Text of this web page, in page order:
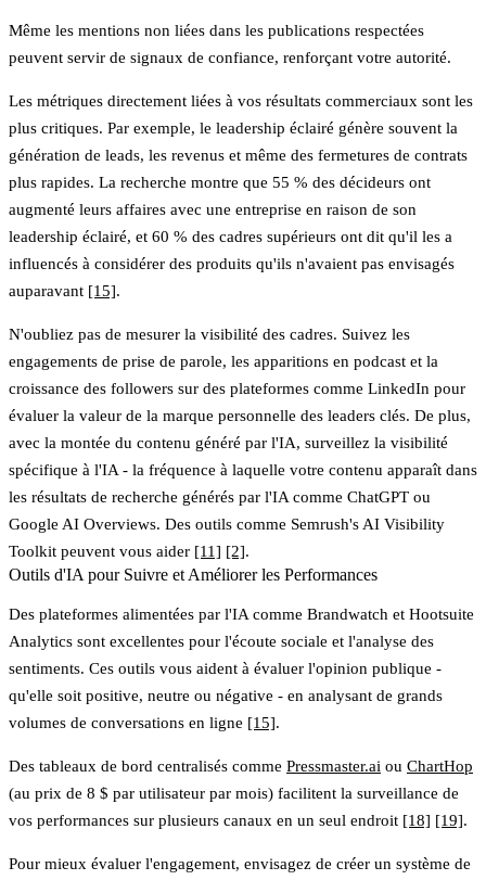
Même les mentions non liées dans les publications respectées
peuvent servir de signaux de confiance, renforçant votre autorité.
Les métriques directement liées à vos résultats commerciaux sont les
plus critiques. Par exemple, le leadership éclairé génère souvent la
génération de leads, les revenus et même des fermetures de contrats
plus rapides. La recherche montre que 55 % des décideurs ont
augmenté leurs affaires avec une entreprise en raison de son
leadership éclairé, et 60 % des cadres supérieurs ont dit qu'il les a
influencés à considérer des produits qu'ils n'avaient pas envisagés
auparavant [15].
N'oubliez pas de mesurer la visibilité des cadres. Suivez les
engagements de prise de parole, les apparitions en podcast et la
croissance des followers sur des plateformes comme LinkedIn pour
évaluer la valeur de la marque personnelle des leaders clés. De plus,
avec la montée du contenu généré par l'IA, surveillez la visibilité
spécifique à l'IA - la fréquence à laquelle votre contenu apparaît dans
les résultats de recherche générés par l'IA comme ChatGPT ou
Google AI Overviews. Des outils comme Semrush's AI Visibility
Toolkit peuvent vous aider [11] [2].
Outils d'IA pour Suivre et Améliorer les Performances
Des plateformes alimentées par l'IA comme Brandwatch et Hootsuite
Analytics sont excellentes pour l'écoute sociale et l'analyse des
sentiments. Ces outils vous aident à évaluer l'opinion publique -
qu'elle soit positive, neutre ou négative - en analysant de grands
volumes de conversations en ligne [15].
Des tableaux de bord centralisés comme Pressmaster.ai ou ChartHop
(au prix de 8 $ par utilisateur par mois) facilitent la surveillance de
vos performances sur plusieurs canaux en un seul endroit [18] [19].
Pour mieux évaluer l'engagement, envisagez de créer un système de